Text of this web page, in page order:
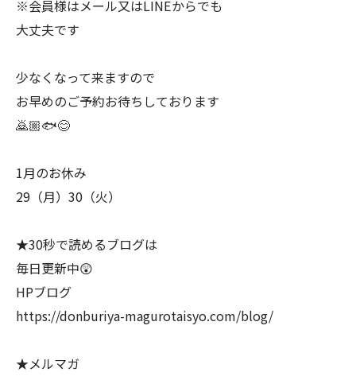
※会員様はメール又はLINEからでも
大丈夫です
少なくなって来ますので
お早めのご予約お待ちしております
🙇🏼🐟😊
1月のお休み
29（月）30（火）
★30秒で読めるブログは
毎日更新中😲
HPブログ
https://donburiya-magurotaisyo.com/blog/
★メルマガ